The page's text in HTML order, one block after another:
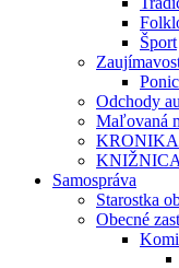
Šport
Odchody
Maľovaná
KRONIKA
KNIŽNICA
Samospráva
Starostka
Obecné